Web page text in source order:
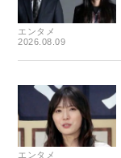
エンタメ
2026.08.09
エンタメ